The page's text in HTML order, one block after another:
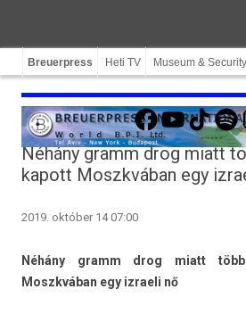
Breuerpress Heti TV Museum & Security
Facebook
YouTube
TikTok
Néhány gramm drog miatt
kapott Moszkvában egy
2019. október 14 07:00
Néhány gramm drog miatt
Moszkvában egy iz­raeli nő